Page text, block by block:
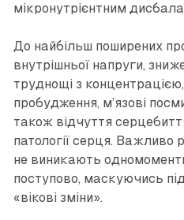
мікронутрієнтним
До найбільш поширених
внутрішньої напруги,
труднощі з концентрацією,
пробудження, м’язові
також відчуття
патології серця. Важливо
не виникають
поступово, маскуючись
«вікові зміни».